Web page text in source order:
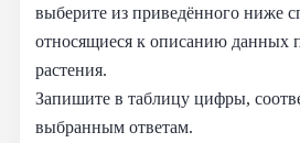
выберите из приведённого ниже
относящиеся к описанию данных
растения.
Запишите в таблицу цифры,
выбранным ответам.